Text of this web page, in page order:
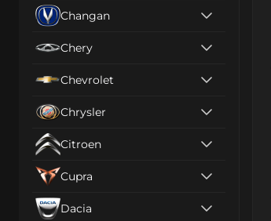
Changan
Chery
Chevrolet
Chrysler
Citroen
Cupra
Dacia